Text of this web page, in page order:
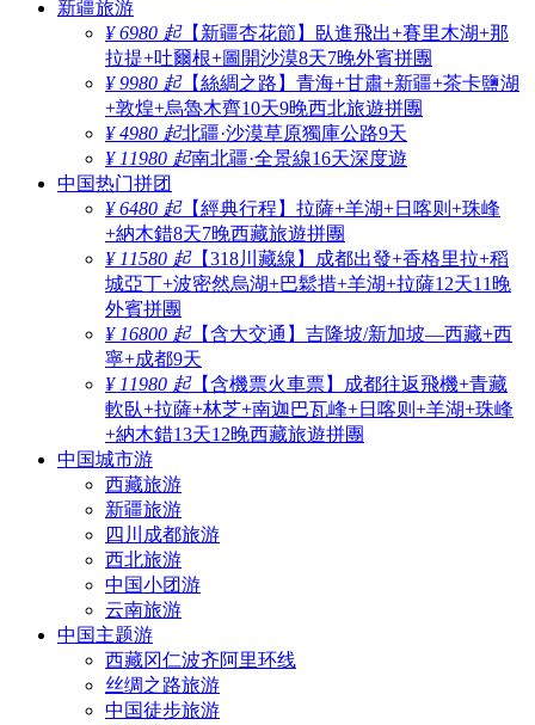
新疆旅游
¥ 6980 起【新疆杏花節】臥進飛出+賽里木湖+那
拉提+吐爾根+圖開沙漠8天7晚外賓拼團
¥ 9980 起【絲綢之路】青海+甘肅+新疆+茶卡鹽湖
+敦煌+烏魯木齊10天9晚西北旅遊拼團
¥ 4980 起北疆·沙漠草原獨庫公路9天
¥ 11980 起南北疆·全景線16天深度遊
中国热门拼团
¥ 6480 起【經典行程】拉薩+羊湖+日喀则+珠峰
+納木錯8天7晚西藏旅遊拼團
¥ 11580 起【318川藏線】成都出發+香格里拉+稻
城亞丁+波密然烏湖+巴鬆措+羊湖+拉薩12天11晚
外賓拼團
¥ 16800 起【含大交通】吉隆坡/新加坡—西藏+西
寧+成都9天
¥ 11980 起【含機票火車票】成都往返飛機+青藏
軟臥+拉薩+林芝+南迦巴瓦峰+日喀则+羊湖+珠峰
+納木錯13天12晚西藏旅遊拼團
中国城市游
西藏旅游
新疆旅游
四川成都旅游
西北旅游
中国小团游
云南旅游
中国主题游
西藏冈仁波齐阿里环线
丝绸之路旅游
中国徒步旅游